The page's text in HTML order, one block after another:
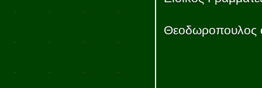
Θεοδωροπουλος